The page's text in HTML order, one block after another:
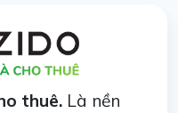
thuê. Là nền